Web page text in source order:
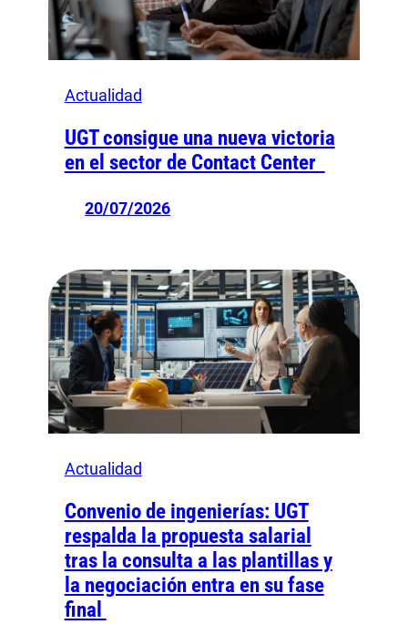
Actualidad
UGT consigue una nueva victoria
en el sector de Contact Center
20/07/2026
Actualidad
Convenio de ingenierías: UGT
respalda la propuesta salarial
tras la consulta a las plantillas y
la negociación entra en su fase
final